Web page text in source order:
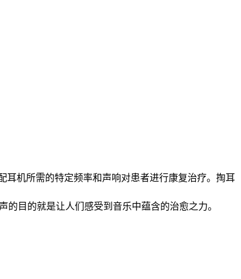
耳机所需的特定频率和声响对患者进行康复治疗。掏耳
目的就是让人们感受到音乐中蕴含的治愈之力。